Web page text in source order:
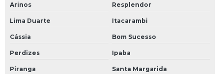
Arinos Resplendor
Lima Duarte Itacarambi
Cássia Bom Sucesso
Perdizes Ipaba
Piranga Santa Margarida